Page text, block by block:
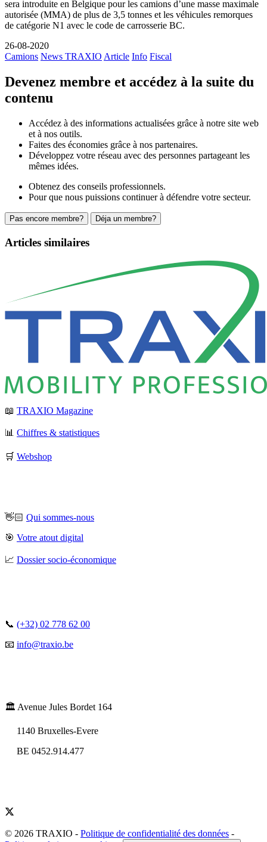
sera introduite en Belgique pour les camions d’une masse maximale
autorisée (MMA) de plus de 3,5 tonnes et les véhicules remorques
de catégorie N1 avec le code de carrosserie BC.
26-08-2020
Camions News TRAXIO Article Info Fiscal
Devenez membre et accédez à la suite du
contenu
Accédez à des informations actualisées grâce à notre site web
et à nos outils.
Faites des économies grâce à nos partenaires.
Développez votre réseau avec des personnes partageant les
mêmes idées.
Obtenez des conseils professionnels.
Pour que nous puissions continuer à défendre votre secteur.
Pas encore membre? Déja un membre?
Articles similaires
📖 TRAXIO Magazine
📊 Chiffres & statistiques
🛒 Webshop
👋🏻 Qui sommes-nous
🎯 Votre atout digital
📈 Dossier socio-économique
📞 (+32) 02 778 62 00
📧 info@traxio.be
🏛️ Avenue Jules Bordet 164
1140 Bruxelles-Evere
BE 0452.914.477
© 2026 TRAXIO - Politique de confidentialité des données -